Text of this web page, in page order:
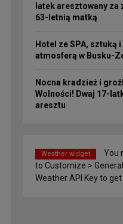
latek aresztowany za
63-letnią matką
Hotel ze SPA, sztuką
atmosferą w Busku-
Nocna kradzież i
Wolności! Dwaj 17-
aresztu
Weather widget
You
to Customize >
Weather API Key to